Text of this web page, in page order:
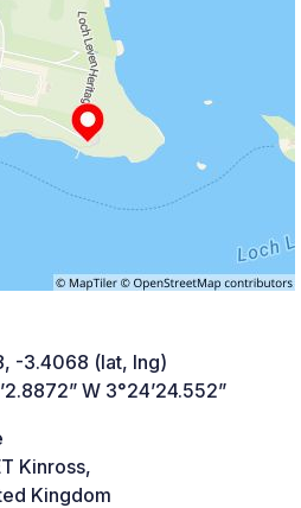
-3.4068 (lat, lng)
W 3°24’24.552”
Kinross,
Kingdom